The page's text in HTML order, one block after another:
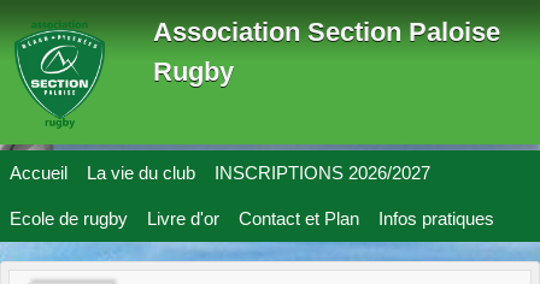
Association Section Paloise
Rugby
Accueil La vie du club INSCRIPTIONS 2026/2027
Ecole de rugby Livre d'or Contact et Plan Infos pratiques